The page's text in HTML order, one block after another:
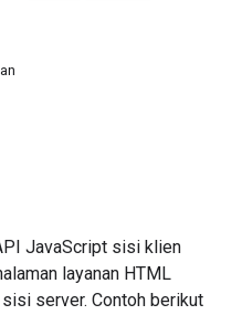
JavaScript sisi klien
layanan HTML
server. Contoh berikut